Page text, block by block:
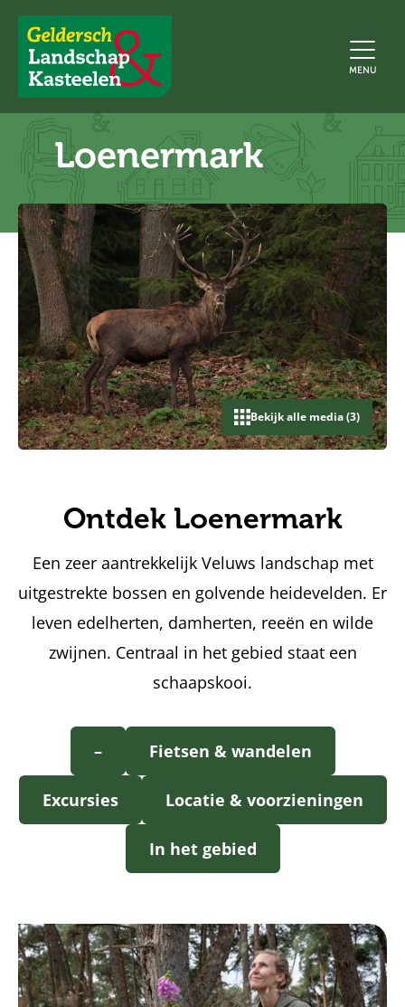
Geldersch
Landschap
en
Kasteelen
MENU
Loenermark
Bekijk alle media (3)
Ontdek Loenermark
Een zeer aantrekkelijk Veluws landschap met
uitgestrekte bossen en golvende heidevelden. Er
leven edelherten, damherten, reeën en wilde
zwijnen. Centraal in het gebied staat een
schaapskooi.
– Fietsen & wandelen
Excursies Locatie & voorzieningen
In het gebied